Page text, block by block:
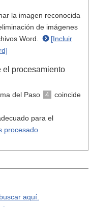
la imagen reconocida
de imágenes
Word.
[Incluir
el procesamiento
del Paso 4
coincide
para el
procesado
aquí.